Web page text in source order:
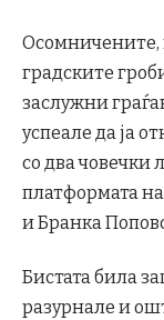
Осомничените,
градските
заслужни
успеале да ја
со два човечки
платформата
и Бранка
Бистата била
разурнале и